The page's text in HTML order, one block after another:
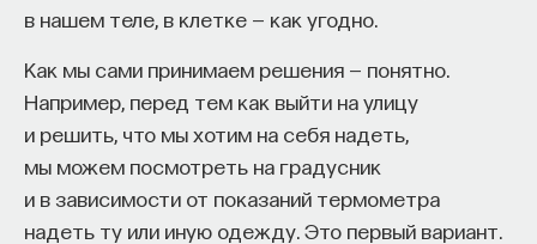
в нашем теле, в клетке — как угодно.
Как мы сами принимаем решения — понятно.
Например, перед тем как выйти на улицу
и решить, что мы хотим на себя надеть,
мы можем посмотреть на градусник
и в зависимости от показаний термометра
надеть ту или иную одежду. Это первый вариант.
Пройдя этот курс, вы научитесь:
— Ориентироваться в общих принципах
работы нашего организма
— Разбираться в биохимических процессах
мозга
реакций, причем L-ДОФА в данной цепочке
дальше определяет использование молекулы L-
ДОФА как лекарственного препарата, но об этом
чуть позже.